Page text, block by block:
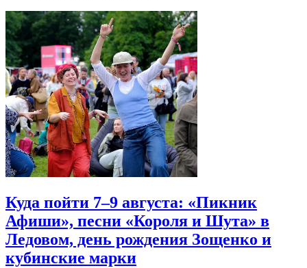
Куда пойти 7–9 августа: «Пикник
Афиши», песни «Короля и Шута» в
Ледовом, день рождения Зощенко и
кубинские марки